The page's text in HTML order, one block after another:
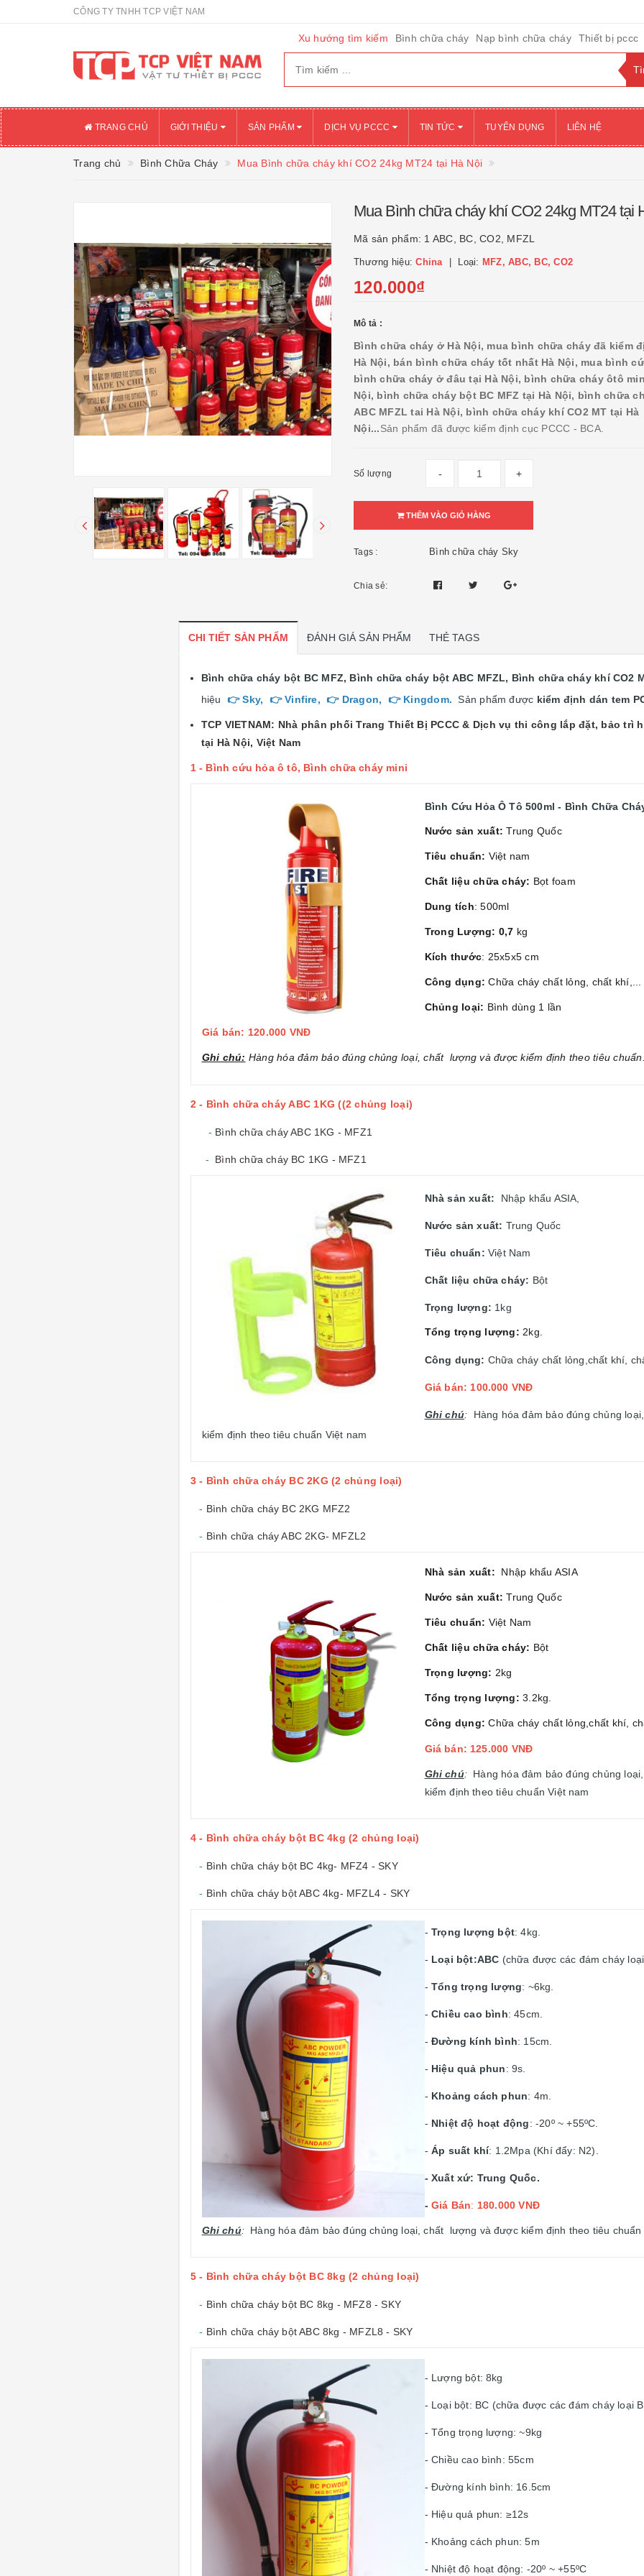
CÔNG TY TNHH TCP VIỆT NAM
Xu hướng tìm kiếm Bình chữa cháy Nạp bình chữa cháy Thiết bị pccc
TRANG CHỦ GIỚI THIỆU SẢN PHẨM DỊCH VỤ PCCC TIN TỨC TUYỂN DỤNG LIÊN HỆ
Trang chủ Bình Chữa Cháy Mua Bình chữa cháy khí CO2 24kg MT24 tại Hà Nội
Mua Bình chữa cháy khí CO2 24kg MT24 tại
Mã sản phẩm: 1 ABC, BC, CO2, MFZL
Thương hiệu:China Loại: MFZ, ABC, BC, CO2
120.000₫
Mô tả :
Bình chữa cháy ở Hà Nội, mua bình chữa cháy đã kiểm
Hà Nội, bán bình chữa cháy tốt nhất Hà Nội, mua bình
bình chữa cháy ở đâu tại Hà Nội, bình chữa cháy ôtô
Nội, bình chữa cháy bột BC MFZ tại Hà Nội, bình chữa
ABC MFZL tai Hà Nội, bình chữa cháy khí CO2 MT tại Hà
Nội...Sản phẩm đã được kiểm định cục PCCC - BCA.
Số lượng - +
THÊM VÀO GIỎ HÀNG
Tags : Bình chữa cháy Sky
Chia sẻ:
CHI TIẾT SẢN PHẨM ĐÁNH GIÁ SẢN PHẨM THẺ TAGS
Bình chữa cháy bột BC MFZ, Bình chữa cháy bột ABC MFZL, Bình chữa cháy khí CO2
hiệu
👉 Sky, 👉 Vinfire,👉 Dragon, 👉 Kingdom. Sản phẩm được kiểm định dán tem
TCP VIETNAM: Nhà phân phối Trang Thiết Bị PCCC & Dịch vụ thi công lắp đặt, bảo trì
tại Hà Nội, Việt Nam
1 - Bình cứu hỏa ô tô, Bình chữa cháy mini
Bình Cứu Hỏa Ô Tô 500ml - Bình Chữa
Nước sản xuất: Trung Quốc
Tiêu chuẩn: Việt nam
Chất liệu chữa cháy: Bọt foam
Dung tích: 500ml
Trong Lượng: 0,7 kg
Kích thước: 25x5x5 cm
Công dụng:Chữa cháy chất lỏng, chất khí,...
Chủng loại: Bình dùng 1 lần
Giá bán: 120.000 VNĐ
Ghi chú: Hàng hóa đảm bảo đúng chủng loại, chất lượng và được kiểm định theo tiêu
2 - Bình chữa cháy ABC 1KG ((2 chủng loại)
- Bình chữa cháy ABC 1KG - MFZ1
- Bình chữa cháy BC 1KG - MFZ1
Nhà sản xuất: Nhập khẩu ASIA,
Nước sản xuất: Trung Quốc
Tiêu chuẩn: Việt Nam
Chất liệu chữa cháy: Bột
Trọng lượng: 1kg
Tổng trọng lượng: 2kg.
Công dụng: Chữa cháy chất lỏng,chất khí,
Giá bán: 100.000 VNĐ
Ghi chú: Hàng hóa đảm bảo đúng chủng
kiểm định theo tiêu chuẩn Việt nam
3 - Bình chữa cháy BC 2KG (2 chủng loại)
- Bình chữa cháy BC 2KG MFZ2
- Bình chữa cháy ABC 2KG- MFZL2
Nhà sản xuất: Nhập khẩu ASIA
Nước sản xuất: Trung Quốc
Tiêu chuẩn: Việt Nam
Chất liệu chữa cháy: Bột
Trọng lượng: 2kg
Tổng trọng lượng: 3.2kg.
Công dụng:Chữa cháy chất lỏng,chất khí,
Giá bán: 125.000 VNĐ
Ghi chú:Hàng hóa đảm bảo đúng chủng
kiểm định theo tiêu chuẩn Việt nam
4 - Bình chữa cháy bột BC 4kg (2 chủng loại)
- Bình chữa cháy bột BC 4kg- MFZ4 - SKY
- Bình chữa cháy bột ABC 4kg- MFZL4 - SKY
- Trọng lượng bột: 4kg.
- Loại bột:ABC (chữa được các đám cháy
- Tổng trọng lượng: ~6kg.
- Chiều cao bình: 45cm.
- Đường kính bình: 15cm.
- Hiệu quả phun: 9s.
- Khoảng cách phun: 4m.
- Nhiệt độ hoạt động: -20º ~ +55ºC.
- Áp suất khí: 1.2Mpa (Khí đẩy: N2).
- Xuất xứ: Trung Quốc.
- Giá Bán: 180.000 VNĐ
Ghi chú:Hàng hóa đảm bảo đúng chủng loại, chất lượng và được kiểm định theo tiêu chuẩn
5 - Bình chữa cháy bột BC 8kg (2 chủng loại)
- Bình chữa cháy bột BC 8kg - MFZ8 - SKY
- Bình chữa cháy bột ABC 8kg - MFZL8 - SKY
- Lượng bột: 8kg
- Loại bột: BC (chữa được các đám cháy loại
- Tổng trọng lượng: ~9kg
- Chiều cao bình: 55cm
- Đường kính bình: 16.5cm
- Hiệu quả phun: ≥12s
- Khoảng cách phun: 5m
- Nhiệt độ hoạt động: -20º ~ +55ºC